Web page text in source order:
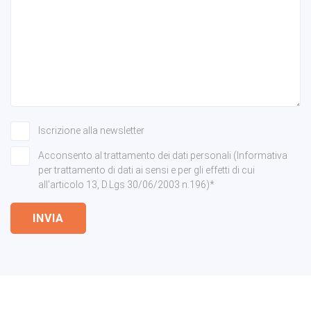
Iscrizione alla newsletter
Acconsento al trattamento dei dati personali (Informativa
per trattamento di dati ai sensi e per gli effetti di cui
all'articolo 13, D.Lgs 30/06/2003 n.196)*
INVIA